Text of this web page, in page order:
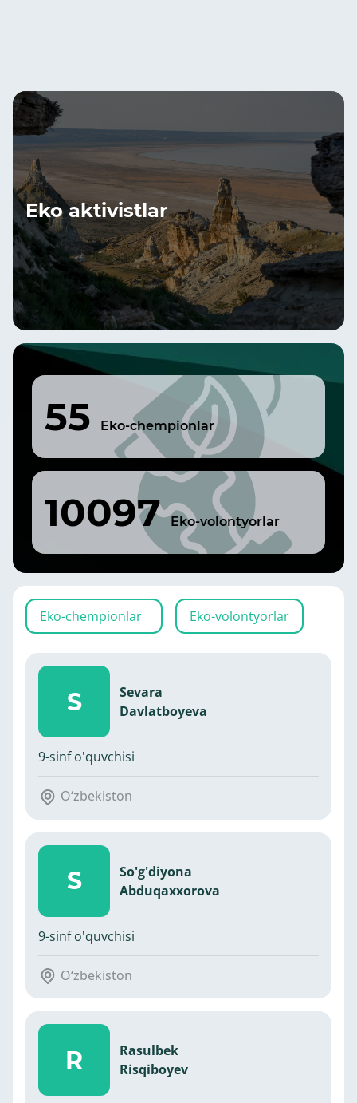
Eko aktivistlar
55 Eko-chempionlar
10097 Eko-volontyorlar
Eko-chempionlar Eko-volontyorlar
S
Sevara
Davlatboyeva
9-sinf o'quvchisi
O‘zbekiston
S
So'g'diyona
Abduqaxxorova
9-sinf o'quvchisi
O‘zbekiston
R
Rasulbek
Risqiboyev